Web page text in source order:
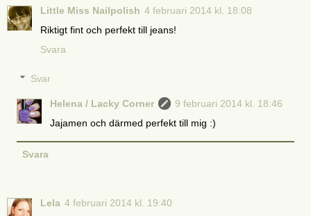
Little Miss Nailpolish 4 februari 2014 kl. 18:08
Riktigt fint och perfekt till jeans!
Svara
Svar
Helena / Lacky Corner
9 februari 2014 kl. 18:46
Jajamen och därmed perfekt till mig :)
Svara
Lela 4 februari 2014 kl. 19:40